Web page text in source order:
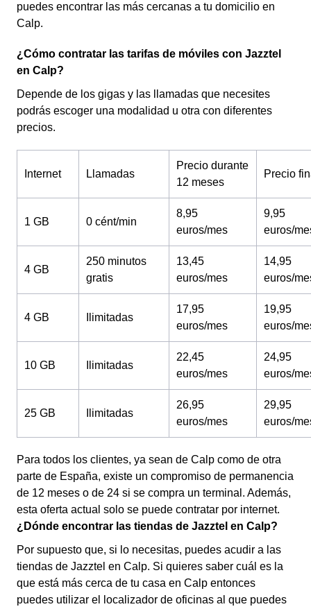
puedes encontrar las más cercanas a tu domicilio en
Calp.
¿Cómo contratar las tarifas de móviles con Jazztel
en Calp?
Depende de los gigas y las llamadas que necesites
podrás escoger una modalidad u otra con diferentes
precios.
Internet Llamadas
Precio durante
12 meses
Precio
1 GB 0 cént/min
8,95
euros/mes
9,95
euros/
4 GB
250 minutos
gratis
13,45
euros/mes
14,95
euros/
4 GB Ilimitadas
17,95
euros/mes
19,95
euros/
10 GB Ilimitadas
22,45
euros/mes
24,95
euros/
25 GB Ilimitadas
26,95
euros/mes
29,95
euros/
Para todos los clientes, ya sean de Calp como de otra
parte de España, existe un compromiso de permanencia
de 12 meses o de 24 si se compra un terminal. Además,
esta oferta actual solo se puede contratar por internet.
¿Dónde encontrar las tiendas de Jazztel en Calp?
Por supuesto que, si lo necesitas, puedes acudir a las
tiendas de Jazztel en Calp. Si quieres saber cuál es la
que está más cerca de tu casa en Calp entonces
puedes utilizar el localizador de oficinas al que puedes